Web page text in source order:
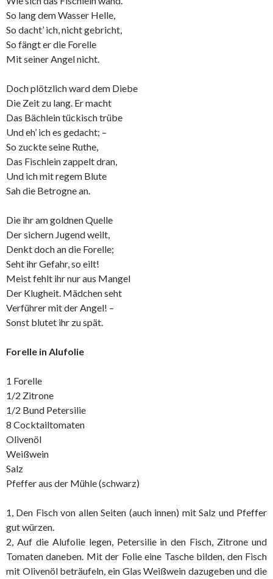
So lang dem Wasser Helle,
So dacht’ ich, nicht gebricht,
So fängt er die Forelle
Mit seiner Angel nicht.
Doch plötzlich ward dem Diebe
Die Zeit zu lang. Er macht
Das Bächlein tückisch trübe
Und eh’ ich es gedacht; –
So zuckte seine Ruthe,
Das Fischlein zappelt dran,
Und ich mit regem Blute
Sah die Betrogne an.
Die ihr am goldnen Quelle
Der sichern Jugend weilt,
Denkt doch an die Forelle;
Seht ihr Gefahr, so eilt!
Meist fehlt ihr nur aus Mangel
Der Klugheit. Mädchen seht
Verführer mit der Angel! –
Sonst blutet ihr zu spät.
Forelle in Alufolie
1 Forelle
1/2 Zitrone
1/2 Bund Petersilie
8 Cocktailtomaten
Olivenöl
Weißwein
Salz
Pfeffer aus der Mühle (schwarz)
1, Den Fisch von allen Seiten (auch innen) mit Salz und Pfeffer
gut würzen.
2, Auf die Alufolie legen, Petersilie in den Fisch, Zitrone und
Tomaten daneben. Mit der Folie eine Tasche bilden, den Fisch
mit Olivenöl beträufeln, ein Glas Weißwein dazugeben und die